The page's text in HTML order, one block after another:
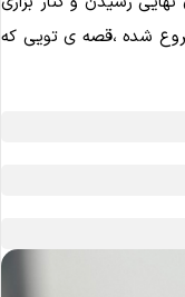
شده ،قصه ی تویی که